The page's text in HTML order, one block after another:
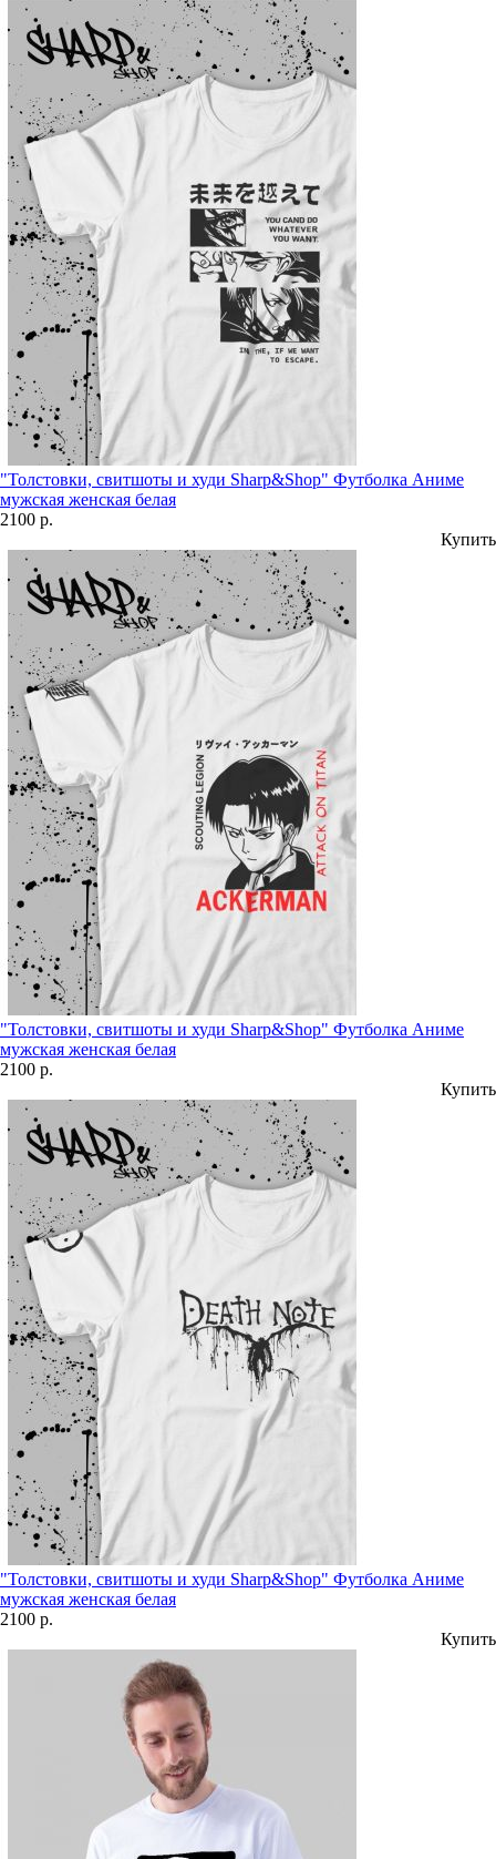
"Толстовки, свитшоты и худи Sharp&Shop" Футболка Аниме
мужская женская белая
2100 р.
Купить
"Толстовки, свитшоты и худи Sharp&Shop" Футболка Аниме
мужская женская белая
2100 р.
Купить
"Толстовки, свитшоты и худи Sharp&Shop" Футболка Аниме
мужская женская белая
2100 р.
Купить